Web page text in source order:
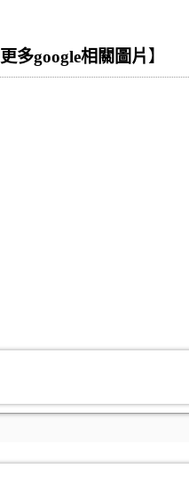
更多google相關圖片 】